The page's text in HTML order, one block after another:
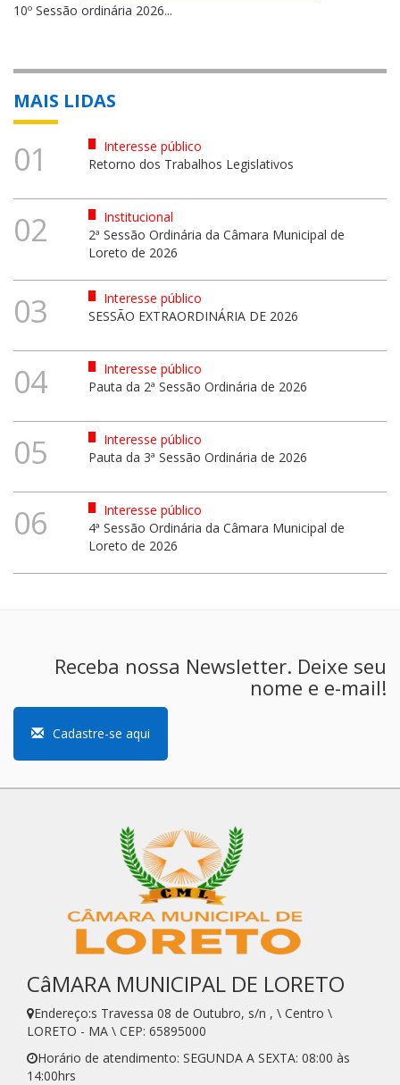
10º Sessão ordinária 2026...
MAIS LIDAS
01
Interesse público
Retorno dos Trabalhos Legislativos
02
Institucional
2ª Sessão Ordinária da Câmara Municipal de
Loreto de 2026
03
Interesse público
SESSÃO EXTRAORDINÁRIA DE 2026
04
Interesse público
Pauta da 2ª Sessão Ordinária de 2026
05
Interesse público
Pauta da 3ª Sessão Ordinária de 2026
06
Interesse público
4ª Sessão Ordinária da Câmara Municipal de
Loreto de 2026
Receba nossa Newsletter. Deixe seu
nome e e-mail!
Cadastre-se aqui
CâMARA MUNICIPAL DE LORETO
Endereço:s Travessa 08 de Outubro, s/n , \ Centro \
LORETO - MA \ CEP: 65895000
Horário de atendimento: SEGUNDA A SEXTA: 08:00 às
14:00hrs